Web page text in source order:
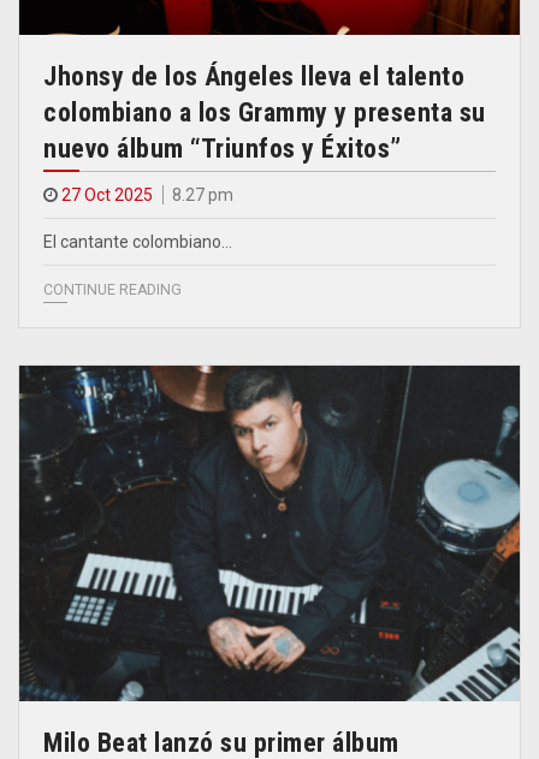
Jhonsy de los Ángeles lleva el talento
colombiano a los Grammy y presenta su
nuevo álbum “Triunfos y Éxitos”
27 Oct 2025 8.27 pm
El cantante colombiano…
CONTINUE READING
Milo Beat lanzó su primer álbum